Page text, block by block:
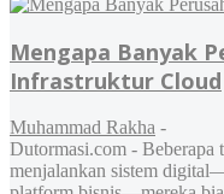
Mengapa Banyak
Infrastruktur Cloud
Muhammad Rakha -
Dutormasi.com - Beberapa
menjalankan sistem